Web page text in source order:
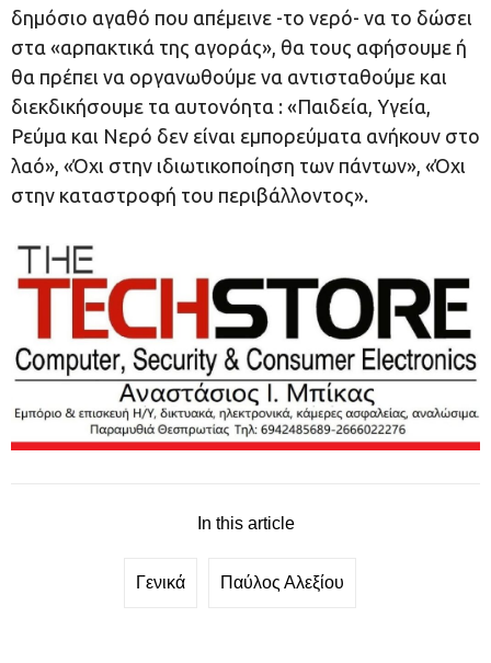
δημόσιο αγαθό που απέμεινε -το νερό- να το δώσει
στα «αρπακτικά της αγοράς», θα τους αφήσουμε ή
θα πρέπει να οργανωθούμε να αντισταθούμε και
διεκδικήσουμε τα αυτονόητα : «Παιδεία, Υγεία,
Ρεύμα και Νερό δεν είναι εμπορεύματα ανήκουν στο
λαό», «Όχι στην ιδιωτικοποίηση των πάντων», «Όχι
στην καταστροφή του περιβάλλοντος».
In this article
Γενικά Παύλος Αλεξίου